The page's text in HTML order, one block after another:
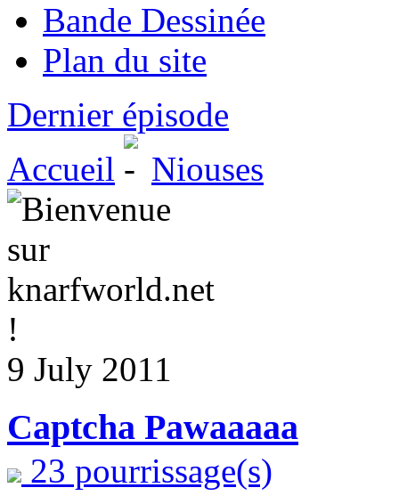
Bande Dessinée
Plan du site
Dernier épisode
Accueil
Niouses
9 July 2011
Captcha Pawaaaaa
23 pourrissage(s)